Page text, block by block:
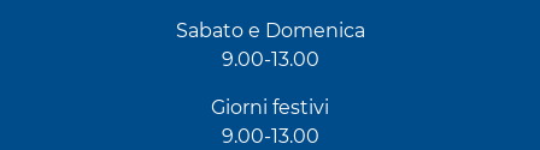
Sabato e Domenica
9.00-13.00
Giorni festivi
9.00-13.00